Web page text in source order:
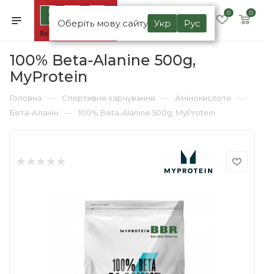
Оберіть мову сайту Укр Рус
0 0
100% Beta-Alanine 500g,
MyProtein
Головна — Спортивне харчування — Амінокислоти —
Бета-Аланін — 100% Beta-Alanine 500g, MyProtein